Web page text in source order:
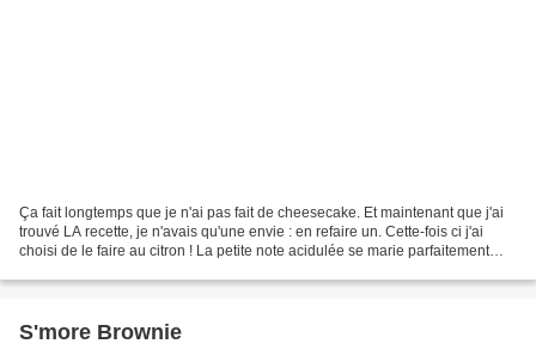
Ça fait longtemps que je n'ai pas fait de cheesecake. Et maintenant que j'ai
trouvé LA recette, je n'avais qu'une envie : en refaire un. Cette-fois ci j'ai
choisi de le faire au citron ! La petite note acidulée se marie parfaitement
S'more Brownie